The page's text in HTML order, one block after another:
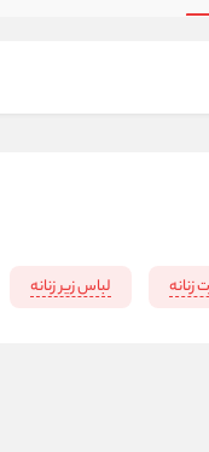
زنانه لباس زیر زنانه